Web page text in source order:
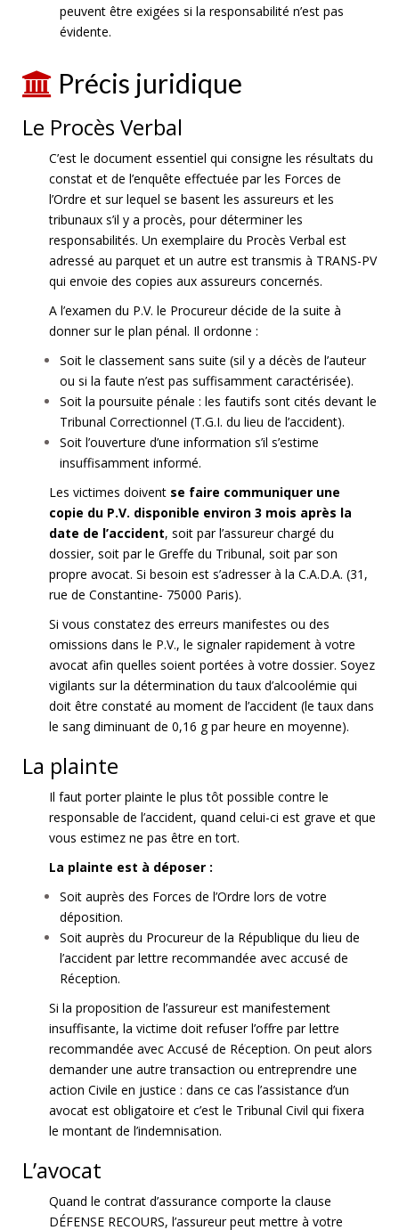
peuvent être exigées si la responsabilité n’est pas
évidente.
Précis juridique
Le Procès Verbal
C’est le document essentiel qui consigne les résultats du
constat et de l’enquête effectuée par les Forces de
l’Ordre et sur lequel se basent les assureurs et les
tribunaux s’il y a procès, pour déterminer les
responsabilités. Un exemplaire du Procès Verbal est
adressé au parquet et un autre est transmis à TRANS-PV
qui envoie des copies aux assureurs concernés.
A l’examen du P.V. le Procureur décide de la suite à
donner sur le plan pénal. Il ordonne :
Soit le classement sans suite (sil y a décès de l’auteur
ou si la faute n’est pas suffisamment caractérisée).
Soit la poursuite pénale : les fautifs sont cités devant le
Tribunal Correctionnel (T.G.I. du lieu de l’accident).
Soit l’ouverture d’une information s’il s’estime
insuffisamment informé.
Les victimes doivent se faire communiquer une
copie du P.V. disponible environ 3 mois après la
date de l’accident, soit par l’assureur chargé du
dossier, soit par le Greffe du Tribunal, soit par son
propre avocat. Si besoin est s’adresser à la C.A.D.A. (31,
rue de Constantine- 75000 Paris).
Si vous constatez des erreurs manifestes ou des
omissions dans le P.V., le signaler rapidement à votre
avocat afin quelles soient portées à votre dossier. Soyez
vigilants sur la détermination du taux d’alcoolémie qui
doit être constaté au moment de l’accident (le taux dans
le sang diminuant de 0,16 g par heure en moyenne).
La plainte
Il faut porter plainte le plus tôt possible contre le
responsable de l’accident, quand celui-ci est grave et que
vous estimez ne pas être en tort.
La plainte est à déposer :
Soit auprès des Forces de l’Ordre lors de votre
déposition.
Soit auprès du Procureur de la République du lieu de
l’accident par lettre recommandée avec accusé de
Réception.
Si la proposition de l’assureur est manifestement
insuffisante, la victime doit refuser l’offre par lettre
recommandée avec Accusé de Réception. On peut alors
demander une autre transaction ou entreprendre une
action Civile en justice : dans ce cas l’assistance d’un
avocat est obligatoire et c’est le Tribunal Civil qui fixera
le montant de l’indemnisation.
L’avocat
Quand le contrat d’assurance comporte la clause
DÉFENSE RECOURS, l’assureur peut mettre à votre